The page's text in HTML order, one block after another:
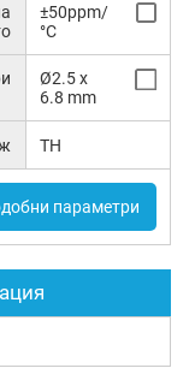
±50ppm/
°C
Ø2.5 x
6.8 mm
TH
параметри